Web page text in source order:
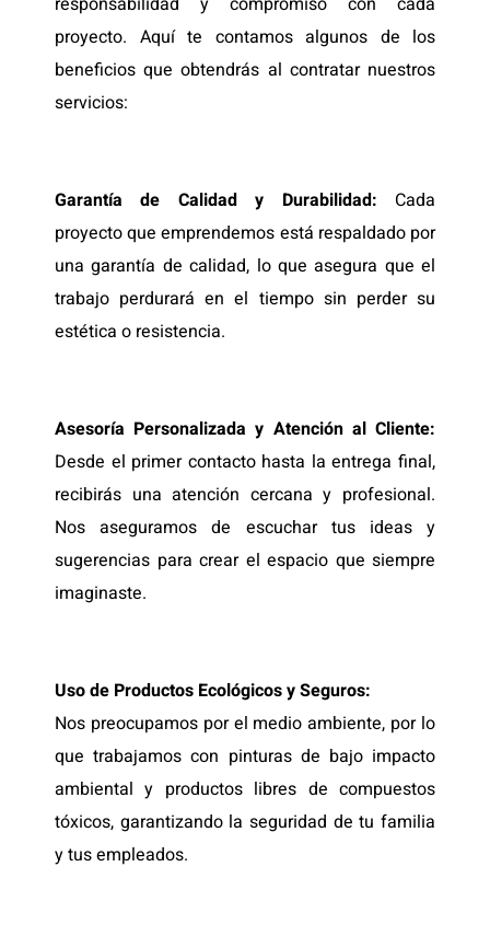
proyecto. Aquí te contamos algunos de los
beneficios que obtendrás al contratar nuestros
servicios:
Garantía de Calidad y Durabilidad: Cada
proyecto que emprendemos está respaldado por
una garantía de calidad, lo que asegura que el
trabajo perdurará en el tiempo sin perder su
estética o resistencia.
Asesoría Personalizada y Atención al Cliente:
Desde el primer contacto hasta la entrega final,
recibirás una atención cercana y profesional.
Nos aseguramos de escuchar tus ideas y
sugerencias para crear el espacio que siempre
imaginaste.
Uso de Productos Ecológicos y Seguros:
Nos preocupamos por el medio ambiente, por lo
que trabajamos con pinturas de bajo impacto
ambiental y productos libres de compuestos
tóxicos, garantizando la seguridad de tu familia
y tus empleados.